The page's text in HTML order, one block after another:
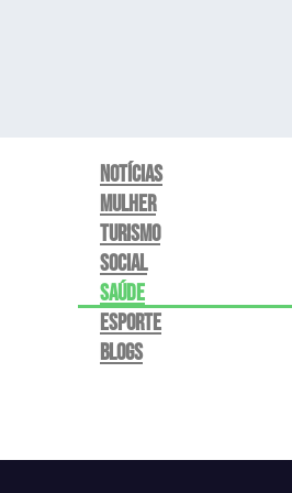
Notícias
Mulher
Turismo
Social
Saúde
Esporte
Blogs